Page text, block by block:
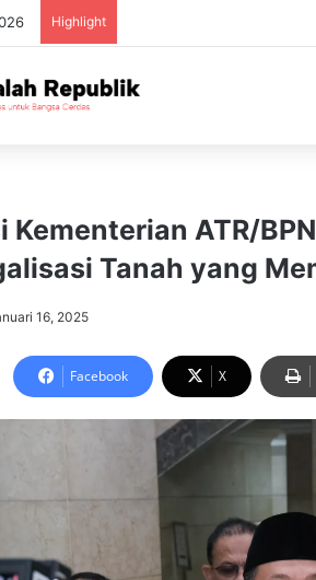
Highlight
Kementerian ATR/
Tanah yang
16, 2025
Facebook X